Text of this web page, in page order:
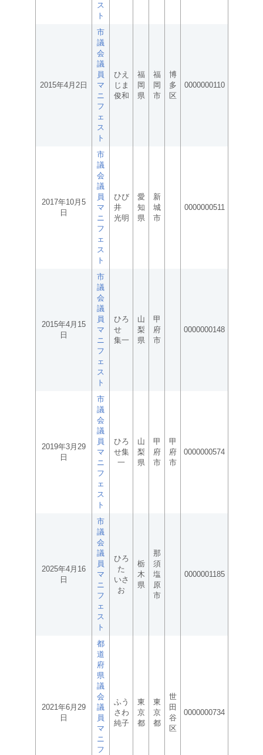
ス
ト
2015年4月2日
市
議
会
議
員
マ
ニ
フ
ェ
ス
ト
ひえ
じま
俊和
福
岡
県
福
岡
市
博
多
区
0000000110
2017年10月5
日
市
議
会
議
員
マ
ニ
フ
ェ
ス
ト
ひび
井
光明
愛
知
県
新
城
市
0000000511
2015年4月15
日
市
議
会
議
員
マ
ニ
フ
ェ
ス
ト
ひろ
せ
集一
山
梨
県
甲
府
市
0000000148
2019年3月29
日
市
議
会
議
員
マ
ニ
フ
ェ
ス
ト
ひろ
せ集
一
山
梨
県
甲
府
市
甲
府
市
0000000574
2025年4月16
日
市
議
会
議
員
マ
ニ
フ
ェ
ス
ト
ひろ
た
いさ
お
栃
木
県
那
須
塩
原
市
0000001185
2021年6月29
日
都
道
府
県
議
会
議
員
マ
ニ
フ
ふう
さわ
純子
東
京
都
東
京
都
世
田
谷
区
0000000734